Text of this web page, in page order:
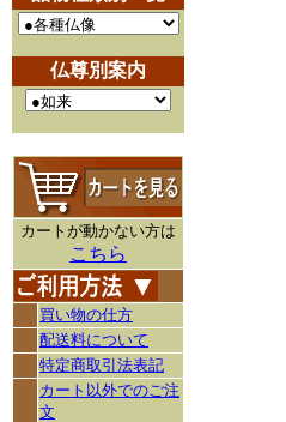
仏尊別案内
カートが動かない方は
こちら
買い物の仕方
配送料について
特定商取引法表記
カート以外でのご注
文